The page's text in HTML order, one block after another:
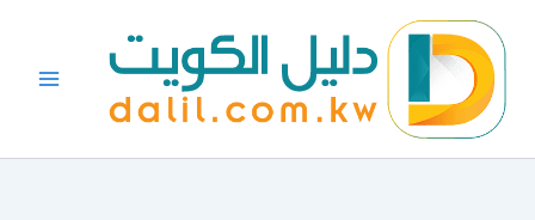
المحتوى